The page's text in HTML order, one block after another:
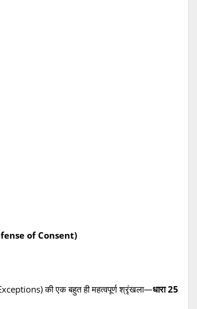
of Consent)
की एक बहुत ही महत्वपूर्ण श्रृंखला—धारा 25